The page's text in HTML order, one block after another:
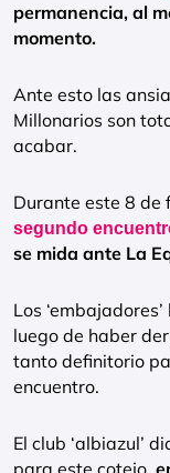
permanencia, al
momento.
Ante esto las
Millonarios son
acabar.
Durante este 8 de
segundo
se mida ante La
Los
luego de haber
tanto definitorio
encuentro.
El club ‘albiazul’
para este cotejo,